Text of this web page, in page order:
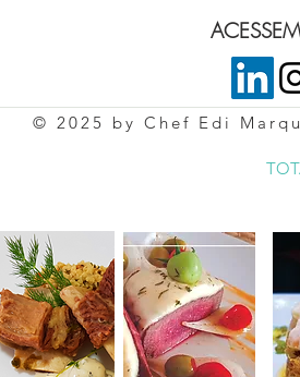
© 2025 by Chef Edi